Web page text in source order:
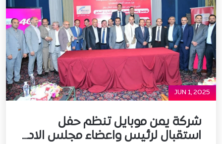
JUN 1, 2025
شركة يمن موبايل تنظم حفل
استقبال لرئيس واعضاء مجلس الاد...